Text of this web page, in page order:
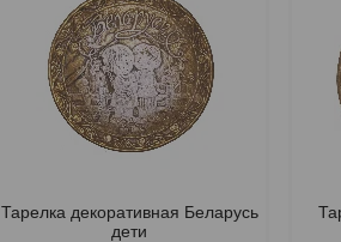
Тарелка декоративная Беларусь
дети